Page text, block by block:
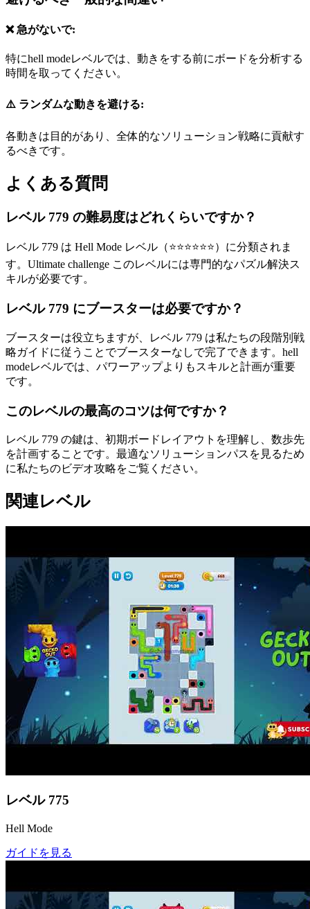
❌ 急がないで:
特にhell modeレベルでは、動きをする前にボードを分析する
時間を取ってください。
⚠️ ランダムな動きを避ける:
各動きは目的があり、全体的なソリューション戦略に貢献す
るべきです。
よくある質問
レベル 779 の難易度はどれくらいですか？
レベル 779 は Hell Mode レベル（⭐⭐⭐⭐⭐⭐）に分類されま
す。Ultimate challenge このレベルには専門的なパズル解決ス
キルが必要です。
レベル 779 にブースターは必要ですか？
ブースターは役立ちますが、レベル 779 は私たちの段階別戦
略ガイドに従うことでブースターなしで完了できます。hell
modeレベルでは、パワーアップよりもスキルと計画が重要
です。
このレベルの最高のコツは何ですか？
レベル 779 の鍵は、初期ボードレイアウトを理解し、数歩先
を計画することです。最適なソリューションパスを見るため
に私たちのビデオ攻略をご覧ください。
関連レベル
レベル 775
Hell Mode
ガイドを見る